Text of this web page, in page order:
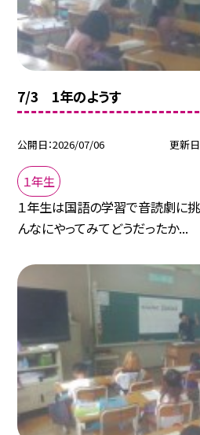
7/3 1年のようす
公開日 2026/07/06 更新日
１年生
１年生は国語の学習で音読劇に
んなにやってみてどうだったか...